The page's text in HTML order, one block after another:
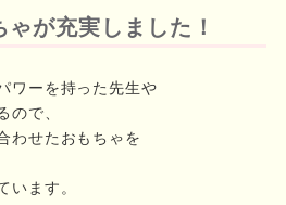
が充実しました！
ワーを持った先生や
で、
わせたおもちゃを
ます。